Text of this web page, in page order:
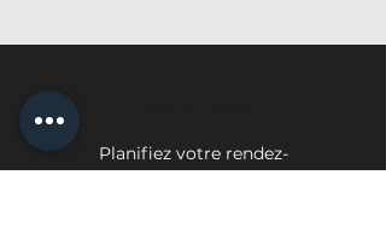
Planifiez votre rendez-
vous